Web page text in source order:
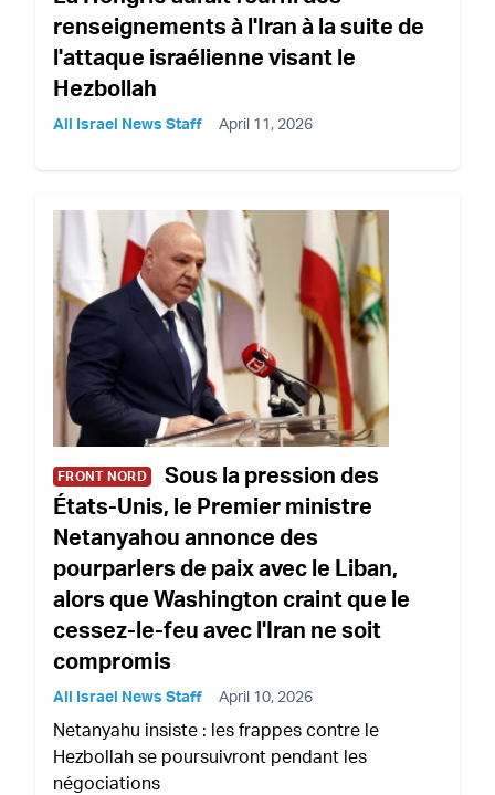
renseignements à l'Iran à la suite de
l'attaque israélienne visant le
Hezbollah
All Israel News Staff April 11, 2026
FRONT NORD
Sous la pression des
États-Unis, le Premier ministre
Netanyahou annonce des
pourparlers de paix avec le Liban,
alors que Washington craint que le
cessez-le-feu avec l'Iran ne soit
compromis
All Israel News Staff April 10, 2026
Netanyahu insiste : les frappes contre le
Hezbollah se poursuivront pendant les
négociations